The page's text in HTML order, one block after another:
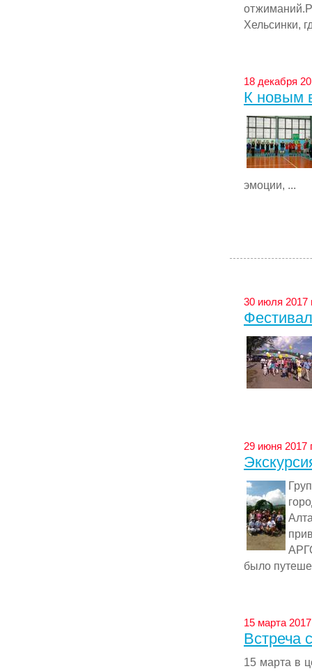
Хельсинки,
18 декабря
К новым
эмоции, ...
30 июля 2017
29 июня 2017
было
15 марта
Встреча
15 марта в